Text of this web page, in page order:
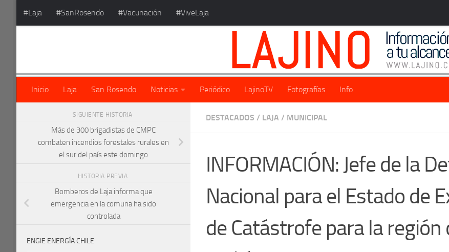
Saltar al contenido
#Laja #SanRosendo #Vacunación #ViveLaja
Inicio Laja San Rosendo Noticias Periódico LajinoTV Fotografías Info
DESTACADOS / LAJA / MUNICIPAL
INFORMACIÓN: Jefe de la
Nacional para el Estado de
de Catástrofe para la región
SIGUIENTE HISTORIA
Más de 300 brigadistas de CMPC
combaten incendios forestales rurales en
el sur del país este domingo
HISTORIA PREVIA
Bomberos de Laja informa que
emergencia en la comuna ha sido
controlada
ENGIE ENERGÍA CHILE